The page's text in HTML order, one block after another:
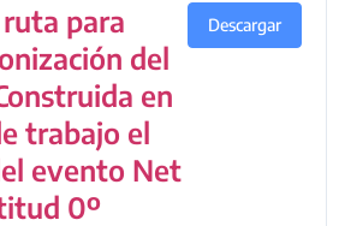
para
del
en
trabajo el
evento Net
0º
Descargar